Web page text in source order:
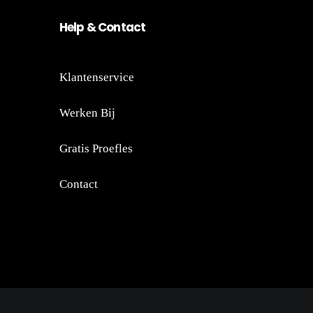
Help &Contact
Klantenservice
Werken Bij
Gratis Proefles
Contact